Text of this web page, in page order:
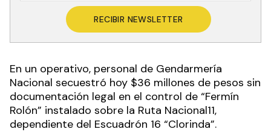
RECIBIR NEWSLETTER
En un operativo, personal de Gendarmería
Nacional secuestró hoy $36 millones de pesos sin
documentación legal en el control de “Fermín
Rolón” instalado sobre la Ruta Nacional11,
dependiente del Escuadrón 16 “Clorinda”.